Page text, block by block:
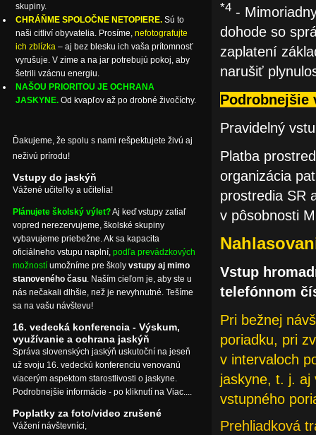
*4 -
dohode so
zaplatení
narušiť
Podrobnejšie
Pravidelný
Platba
organizácia
prostredia SR
v pôsobnosti
Vstup
telefónnom
Pri bežnej
poriadku, pri
v intervaloch
jaskyne, t. j. aj
vstupného
Prehliadková
skupiny.
CHRÁŇME SPOLOČNE NETOPIERE. Sú to
naši citliví obyvatelia. Prosíme, nefotografujte
ich zblízka – aj bez blesku ich vaša prítomnosť
vyrušuje. V zime a na jar potrebujú pokoj, aby
šetrili vzácnu energiu.
NAŠOU PRIORITOU JE OCHRANA
JASKYNE. Od kvapľov až po drobné živočíchy.
Ďakujeme, že spolu s nami rešpektujete živú aj
neživú prírodu!
Vstupy do jaskýň
Vážené učiteľky a učitelia!
Plánujete školský výlet?Aj keď vstupy zatiaľ
vopred nerezervujeme, školské skupiny
vybavujeme priebežne. Ak sa kapacita
oficiálneho vstupu naplní, podľa prevádzkových
možností umožníme pre školy vstupy aj mimo
stanoveného času. Naším cieľom je, aby ste u
nás nečakali dlhšie, než je nevyhnutné. Tešíme
sa na vašu návštevu!
16. vedecká konferencia - Výskum,
využívanie a ochrana jaskýň
Správa slovenských jaskýň uskutoční na jeseň
už svoju 16. vedeckú konferenciu venovanú
viacerým aspektom starostlivosti o jaskyne.
Podrobnejšie informácie - po kliknutí na Viac....
Poplatky za foto/video zrušené
Vážení návštevníci,